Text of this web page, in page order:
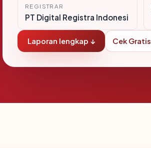
REGISTRAR
PT Digital Registra Indonesi
Laporan lengkap ↓ Cek Gratis